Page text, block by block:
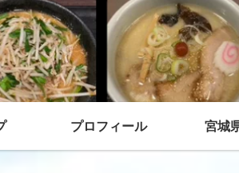
プロフィール 宮城